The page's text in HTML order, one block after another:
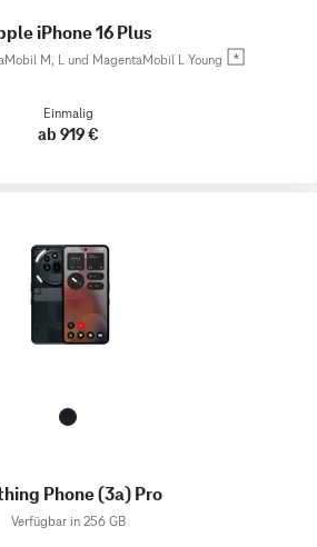
iPhone 16 Plus
M, L und MagentaMobil L Young
Einmalig
ab 919 €
Phone (3a) Pro
Verfügbar in 256 GB